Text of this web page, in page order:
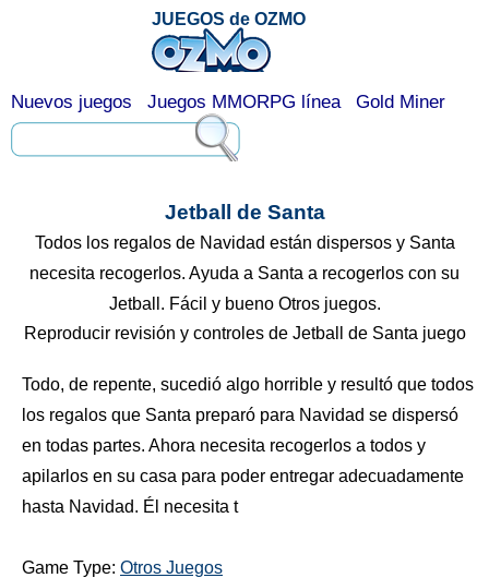
Jetball de Santa
Todos los regalos de Navidad están dispersos y Santa
necesita recogerlos. Ayuda a Santa a recogerlos con su
Jetball. Fácil y bueno Otros juegos.
Reproducir revisión y controles de Jetball de Santa juego
Todo, de repente, sucedió algo horrible y resultó que todos
los regalos que Santa preparó para Navidad se dispersó
en todas partes. Ahora necesita recogerlos a todos y
apilarlos en su casa para poder entregar adecuadamente
hasta Navidad. Él necesita t
Game Type: Otros Juegos
JUEGOS de OZMO
Nuevos juegos Juegos MMORPG línea Gold Miner